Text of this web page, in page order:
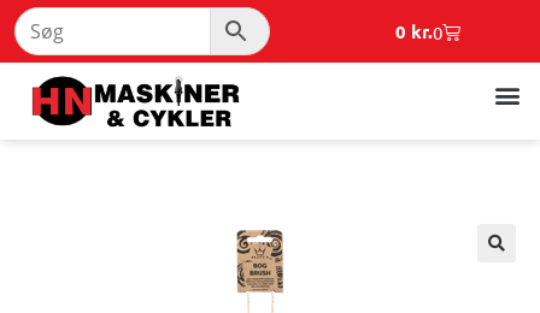
0 kr.0